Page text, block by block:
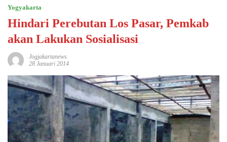
Yogyakarta
Hindari Perebutan Los Pasar, Pemkab
akan Lakukan Sosialisasi
Jogjakartanews
28 Januari 2014